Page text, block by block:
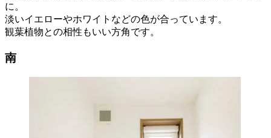
に。
淡いイエローやホワイトなどの色が合っています。
観葉植物との相性もいい方角です。
南